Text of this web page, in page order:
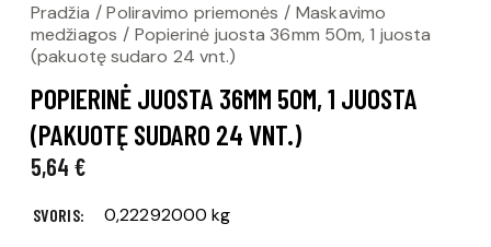
Pradžia Poliravimo priemonės
Maskavimo
medžiagos
Popierinė juosta 36mm 50m, 1 juosta
(pakuotę sudaro 24 vnt.)
POPIERINĖ JUOSTA 36MM 50M, 1 JUOSTA
(PAKUOTĘ SUDARO 24 VNT.)
5,64 €
SVORIS 0,22292000 kg